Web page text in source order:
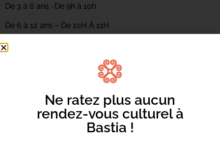
De 3 à 6 ans -De 9h à 10h
De 6 à 12 ans – De 10H À 11H
Découverte de la danse de manière ludique en racontant
illustrer un album grâce aux mouvements et feront
appel à l’imaginaire pour explorer le temps, l’espace et le
ABC Danse.Ne ratez plus aucun
rendez-vous culturel à
Bastia !